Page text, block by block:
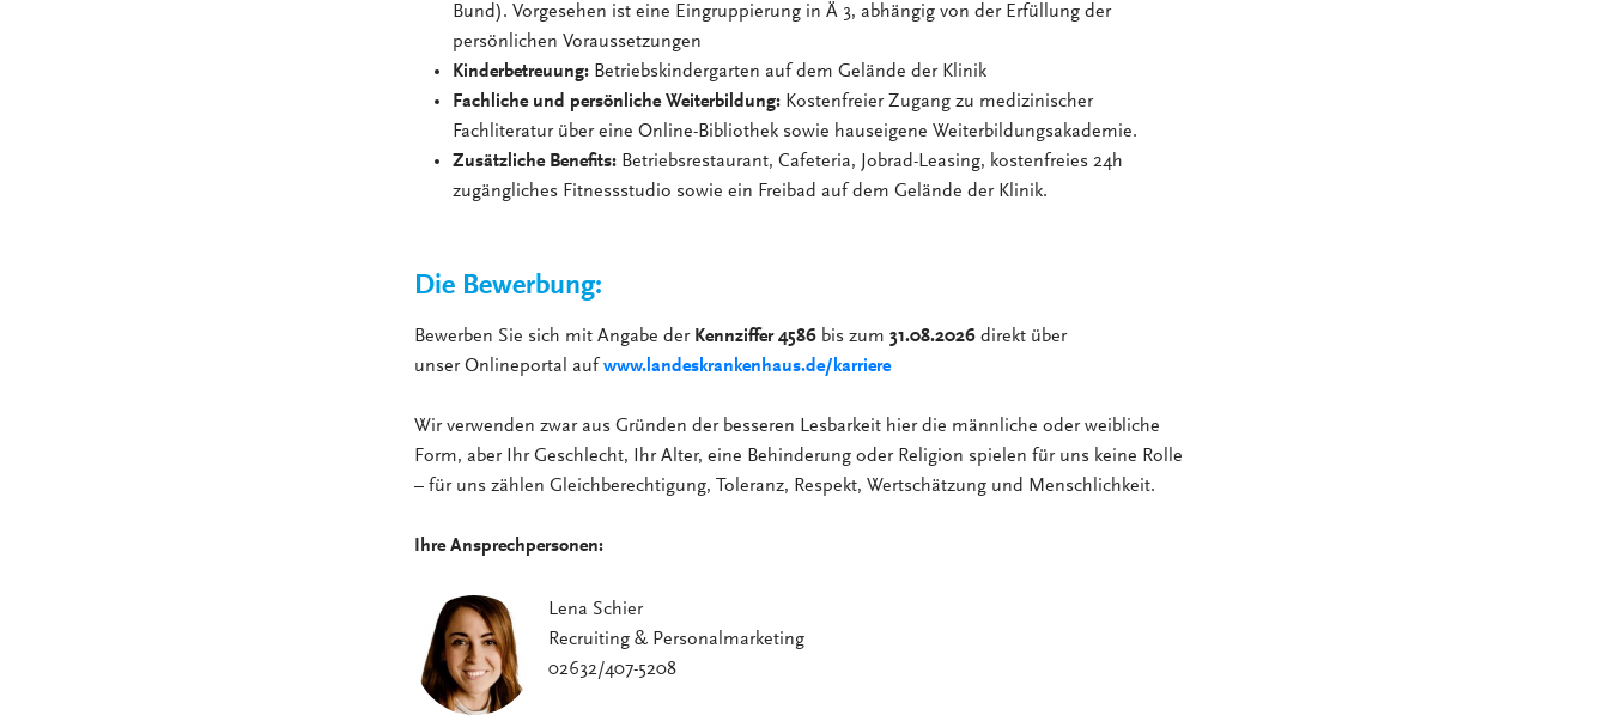
Bund). Vorgesehen ist eine Eingruppierung in Ä 3, abhängig von der Erfüllung der
persönlichen Voraussetzungen
Kinderbetreuung: Betriebskindergarten auf dem Gelände der Klinik
Fachliche und persönliche Weiterbildung: Kostenfreier Zugang zu medizinischer
Fachliteratur über eine Online-Bibliothek sowie hauseigene Weiterbildungsakademie.
Zusätzliche Benefits: Betriebsrestaurant, Cafeteria, Jobrad-Leasing, kostenfreies 24h
zugängliches Fitnessstudio sowie ein Freibad auf dem Gelände der Klinik.
Die Bewerbung:
Bewerben Sie sich mit Angabe der Kennziffer 4586 bis zum 31.08.2026 direkt über
unser Onlineportal auf www.landeskrankenhaus.de/karriere
Wir verwenden zwar aus Gründen der besseren Lesbarkeit hier die männliche oder weibliche
Form, aber Ihr Geschlecht, Ihr Alter, eine Behinderung oder Religion spielen für uns keine Rolle
– für uns zählen Gleichberechtigung, Toleranz, Respekt, Wertschätzung und Menschlichkeit.
Ihre Ansprechpersonen:
Lena Schier
Recruiting & Personalmarketing
02632/407-5208